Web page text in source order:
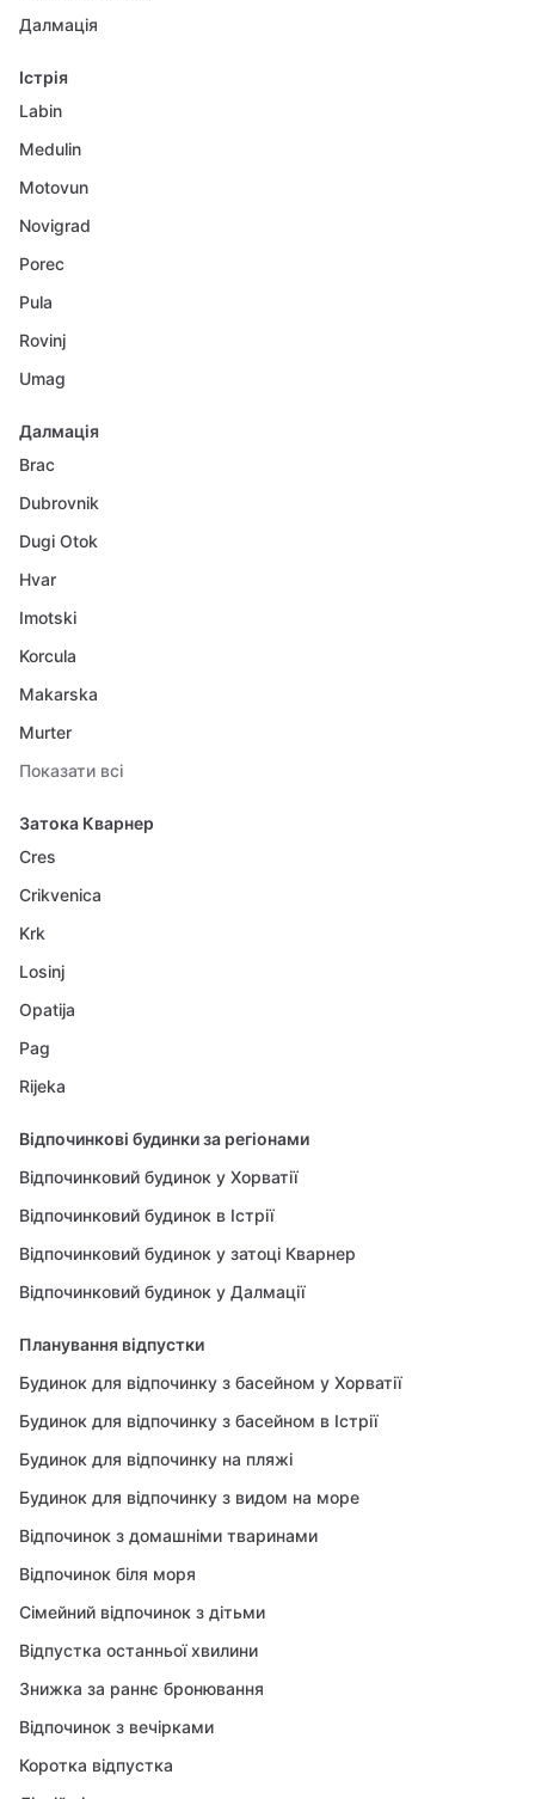
Далмація
Істрія
Labin
Medulin
Motovun
Novigrad
Porec
Pula
Rovinj
Umag
Далмація
Brac
Dubrovnik
Dugi Otok
Hvar
Imotski
Korcula
Makarska
Murter
Показати всі
Затока Кварнер
Cres
Crikvenica
Krk
Losinj
Opatija
Pag
Rijeka
Відпочинкові будинки за регіонами
Відпочинковий будинок у Хорватії
Відпочинковий будинок в Істрії
Відпочинковий будинок у затоці Кварнер
Відпочинковий будинок у Далмації
Планування відпустки
Будинок для відпочинку з басейном у Хорватії
Будинок для відпочинку з басейном в Істрії
Будинок для відпочинку на пляжі
Будинок для відпочинку з видом на море
Відпочинок з домашніми тваринами
Відпочинок біля моря
Сімейний відпочинок з дітьми
Відпустка останньої хвилини
Знижка за раннє бронювання
Відпочинок з вечірками
Коротка відпустка